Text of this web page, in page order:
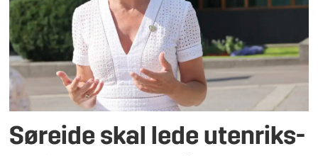
Søreide skal lede utenriks-